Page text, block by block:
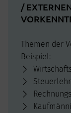
/
Themen der
Beispiel: